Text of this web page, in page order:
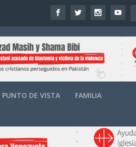
PUNTO DE VISTA FAMILIA